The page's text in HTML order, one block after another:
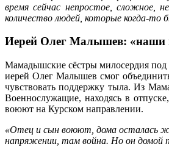
время сейчас непростое, сложное,
количество людей, которые когда-
Иерей Олег Малышев: «наши
Мамадышские сёстры милосердия под
иерей Олег Малышев смог
чувствовать поддержку тыла. Из
Военнослужащие, находясь в
воюют на Курском направлении.
«Отец и сын воюют, дома осталась
напряжении, там война. Но он домой